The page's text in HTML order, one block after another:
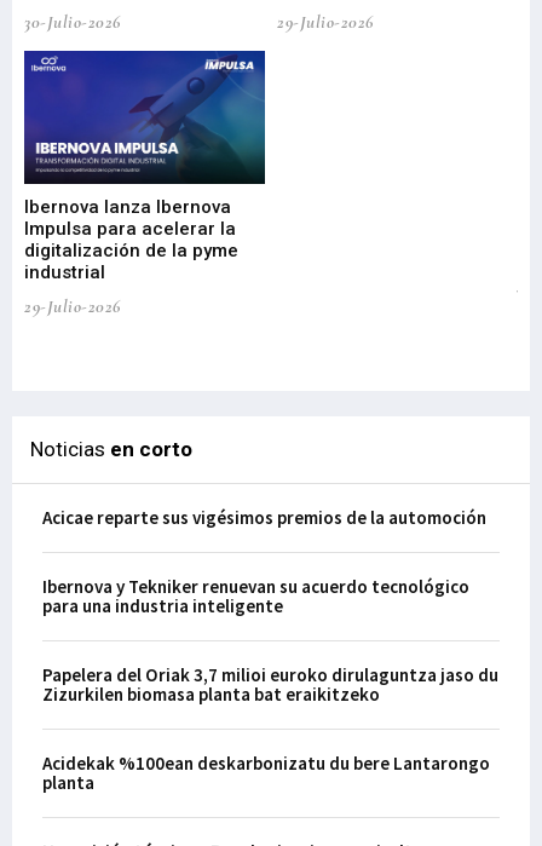
30-Julio-2026
29-Julio-2026
Ibernova lanza Ibernova
Impulsa para acelerar la
digitalización de la pyme
industrial
29-Julio-2026
Noticias en corto
Acicae reparte sus vigésimos premios de la automoción
Ibernova y Tekniker renuevan su acuerdo tecnológico
para una industria inteligente
Papelera del Oriak 3,7 milioi euroko dirulaguntza jaso du
Zizurkilen biomasa planta bat eraikitzeko
Acidekak %100ean deskarbonizatu du bere Lantarongo
planta